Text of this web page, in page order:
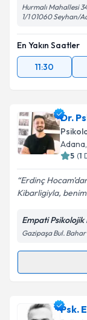
Hurmalı Mahallesi
1/1 01060 Seyhan/
En Yakın Saatler
11:30
Dr.
Adana
5 (1
Erdinç
Kibarligiyla,
Empati Psikolojik
Gazipaşa Bul. Bahar
Dr. Psk.
Psk.